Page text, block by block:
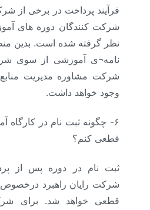
فرآیند پرداخت در برخی از
شرکت کنندگان دوره های
نظر گرفته شده است. بدین
نامه¬ی آموزشی از سوی
شرکت مشاوره مدیریت منابع
وجود خواهد داشت.
۶- چگونه ثبت نام در کارگاه
قطعی کنم؟
ثبت نام در دوره پس از
شرکت رایان راهبرد
قطعی خواهد شد. برای